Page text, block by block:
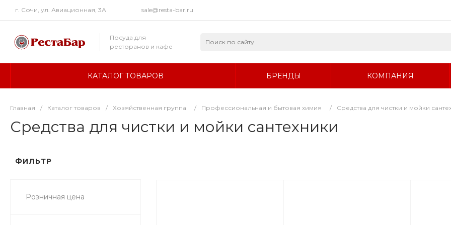
г. Сочи, ул. Авиационная, 3А sale@resta-bar.ru
Посуда для
ресторанов и кафе
КАТАЛОГ ТОВАРОВ БРЕНДЫ КОМПАНИЯ
Главная / Каталог товаров / Хозяйственная группа / Профессиональная и бытовая химия / Средства для чистки и мойки
Средства для чистки и мойки сантехники
ФИЛЬТР
Розничная цена